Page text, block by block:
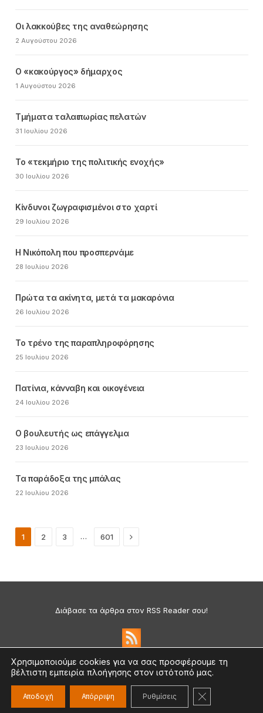
Οι λακκούβες της αναθεώρησης
2 Αυγούστου 2026
Ο «κακούργος» δήμαρχος
1 Αυγούστου 2026
Τμήματα ταλαιπωρίας πελατών
31 Ιουλίου 2026
Το «τεκμήριο της πολιτικής ενοχής»
30 Ιουλίου 2026
Κίνδυνοι ζωγραφισμένοι στο χαρτί
29 Ιουλίου 2026
Η Νικόπολη που προσπερνάμε
28 Ιουλίου 2026
Πρώτα τα ακίνητα, μετά τα μακαρόνια
26 Ιουλίου 2026
Το τρένο της παραπληροφόρησης
25 Ιουλίου 2026
Πατίνια, κάνναβη και οικογένεια
24 Ιουλίου 2026
Ο βουλευτής ως επάγγελμα
23 Ιουλίου 2026
Τα παράδοξα της μπάλας
22 Ιουλίου 2026
1 2 3 … 601 Next
Διάβασε τα άρθρα στον RSS Reader σου!
Πολιτική Απορρήτου & Cookies
©2026 medium.gr | Designed & Supported bynat.ad
Χρησιμοποιούμε cookies για να σας προσφέρουμε τη
βέλτιστη εμπειρία πλοήγησης στον ιστότοπό μας.
Αποδοχή Απόρριψη Ρυθμίσεις ΚΛΕΊΣΙΜΟ ΤΟΥ